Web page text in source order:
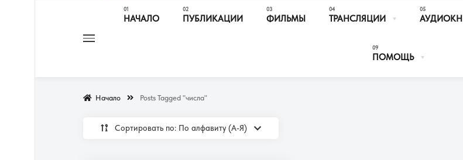
НАЧАЛО ПУБЛИКАЦИИ ФИЛЬМЫ ТРАНСЛЯЦИИ
ПОМОЩЬ
Начало Posts Tagged "числа"
Сортировать по: По алфавиту (А-Я)